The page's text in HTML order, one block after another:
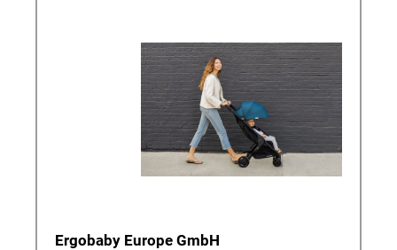
Ergobaby Europe GmbH